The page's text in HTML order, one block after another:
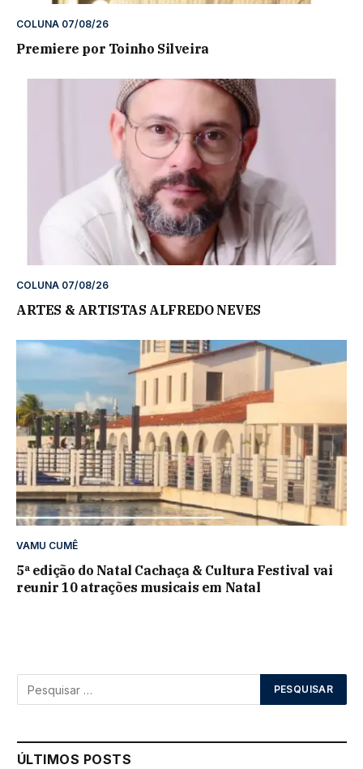
COLUNA 07/08/26
Premiere por Toinho Silveira
COLUNA 07/08/26
ARTES & ARTISTAS ALFREDO NEVES
VAMU CUMÊ
5ª edição do Natal Cachaça & Cultura Festival vai
reunir 10 atrações musicais em Natal
ÚLTIMOS POSTS